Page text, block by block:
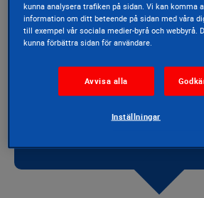
100g Mozzarella Cucina
50g Gorgonzola D.O.P.
1tsk mjöl
kunna analysera trafiken på sidan. Vi kan komma
information om ditt beteende på sidan med våra
till exempel vår sociala medier-byrå och webbyrå.
kunna förbättra sidan för användare.
Avvisa alla
Inställningar